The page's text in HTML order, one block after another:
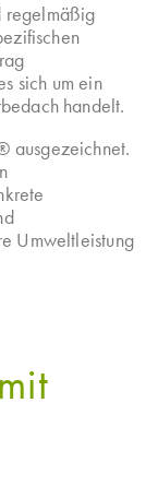
regelmäßig
sich um ein
handelt.
ausgezeichnet.
Umweltleistung